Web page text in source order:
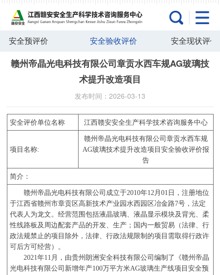
安全预评价 安全验收评价 安全现状评价
赣州帝晶光电科技有限公司章贡水西车规AG玻璃技
术提升改造项目
发布时间：2026-03-13
安全评价单位名称 江西赣安安全生产科学技术咨询服务中心
项目名称:
赣州帝晶光电科技有限公司章贡水西车规
AG玻璃技术提升改造项目安全验收评价报
告
简介 ：
赣州帝晶光电科技有限公司成立于2010年12月 01 日，注册地位
于江西省赣州市章贡区高新技术产业园水西园区冶金路7号，法定
代表人为龙文。经营范围包括液晶玻璃、液晶显示模块及背光、柔
性线路板及周边配套产品的开发、生产；国内一般贸易（法律、行
政法规禁止的项目除外，法律、行政法规限制的项目需取得行政许
可后方可经营）。
2021年11 月，由贵州朗洲安全科技有限公司编制了《赣州帝晶
光电科技有限公司新增年产100万平方米AG玻璃生产线项目安全预